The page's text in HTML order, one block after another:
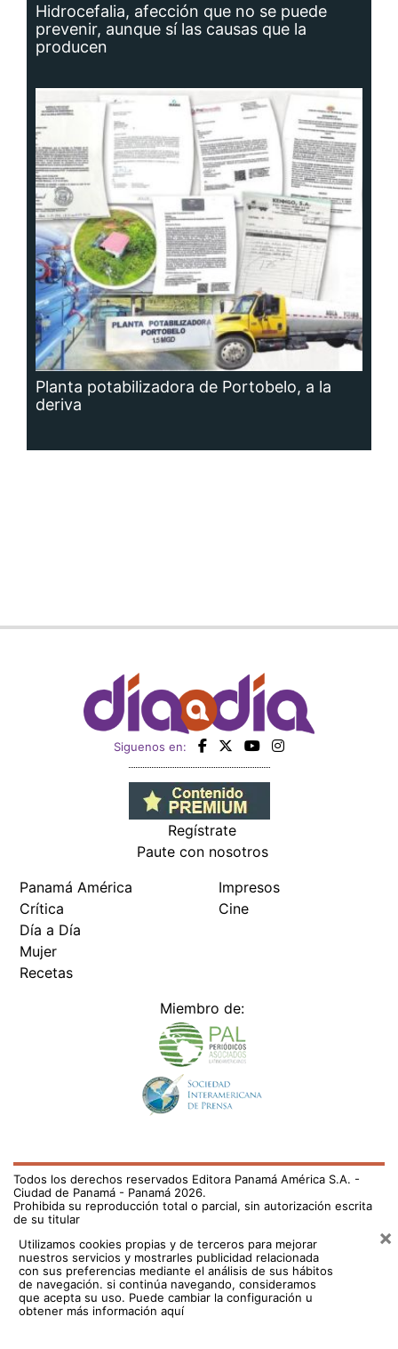
Hidrocefalia, afección que no se puede
prevenir, aunque sí las causas que la
producen
Planta potabilizadora de Portobelo, a la
deriva
Siguenos en:
Regístrate
Paute con nosotros
Panamá América
Crítica
Día a Día
Mujer
Recetas
Impresos
Cine
Miembro de:
Todos los derechos reservados Editora Panamá América S.A. -
Ciudad de Panamá - Panamá 2026.
Prohibida su reproducción total o parcial, sin autorización escrita
de su titular
Utilizamos cookies propias y de terceros para mejorar
nuestros servicios y mostrarles publicidad relacionada
con sus preferencias mediante el análisis de sus hábitos
de navegación. si continúa navegando, consideramos
que acepta su uso. Puede cambiar la configuración u
obtener más información aquí
×